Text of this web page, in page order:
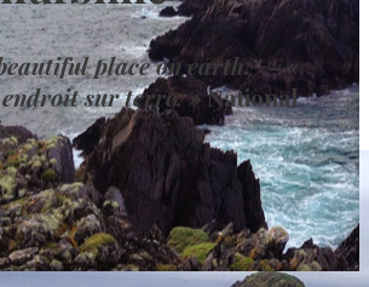
place on earth.” - «
sur terre. »National